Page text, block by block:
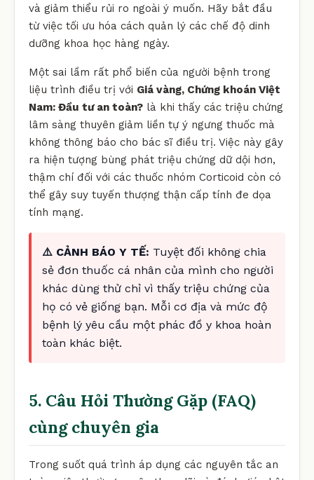
và giảm thiểu rủi ro ngoài ý muốn. Hãy bắt đầu
từ việc tối ưu hóa cách quản lý các chế độ dinh
dưỡng khoa học hàng ngày.
Một sai lầm rất phổ biến của người bệnh trong
liệu trình điều trị với Giá vàng, Chứng khoán Việt
Nam: Đầu tư an toàn? là khi thấy các triệu chứng
lâm sàng thuyên giảm liền tự ý ngưng thuốc mà
không thông báo cho bác sĩ điều trị. Việc này gây
ra hiện tượng bùng phát triệu chứng dữ dội hơn,
thậm chí đối với các thuốc nhóm Corticoid còn có
thể gây suy tuyến thượng thận cấp tính đe dọa
tính mạng.
⚠️ CẢNH BÁO Y TẾ: Tuyệt đối không chia
sẻ đơn thuốc cá nhân của mình cho người
khác dùng thử chỉ vì thấy triệu chứng của
họ có vẻ giống bạn. Mỗi cơ địa và mức độ
bệnh lý yêu cầu một phác đồ y khoa hoàn
toàn khác biệt.
5. Câu Hỏi Thường Gặp (FAQ)
cùng chuyên gia
Trong suốt quá trình áp dụng các nguyên tắc an